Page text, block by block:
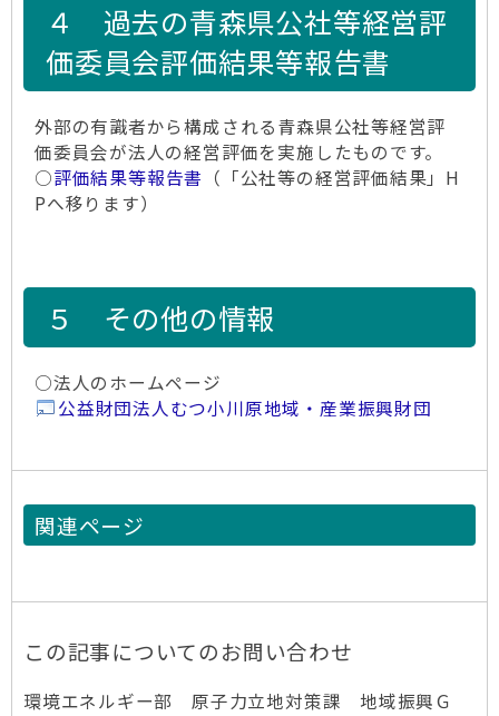
４ 過去の青森県公社等経営評
価委員会評価結果等報告書
外部の有識者から構成される青森県公社等経営評
価委員会が法人の経営評価を実施したものです。
○評価結果等報告書 （「公社等の経営評価結果」H
Pへ移ります）
５ その他の情報
○法人のホームページ
公益財団法人むつ小川原地域・産業振興財団
関連ページ
この記事についてのお問い合わせ
環境エネルギー部 原子力立地対策課 地域振興Ｇ